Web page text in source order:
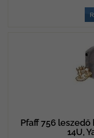
Pfaff 756
14U,